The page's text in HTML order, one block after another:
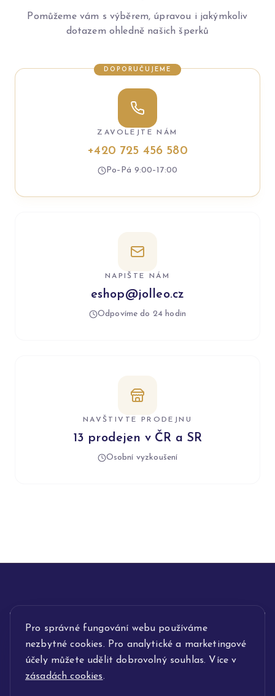
Pro správné fungování webu používáme
nezbytné cookies. Pro analytické a marketingové
účely můžete udělit dobrovolný souhlas. Více v
zásadách cookies.
Pomůžeme vám s výběrem, úpravou i jakýmkoliv
dotazem ohledně našich šperků
DOPORUČUJEME
ZAVOLEJTE NÁM
+420 725 456 580
Po–Pá 9:00–17:00
NAPIŠTE NÁM
eshop@jolleo.cz
Odpovíme do 24 hodin
NAVŠTIVTE PRODEJNU
13 prodejen v ČR a SR
Osobní vyzkoušení
INFORMACE
POPIS SLUŽEB